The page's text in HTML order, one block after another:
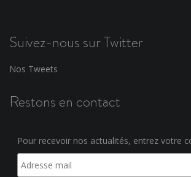
Suivez-nous sur Twitter
Nos Tweets
Restons en contact
Pour recevoir nos actualités, entrez votre